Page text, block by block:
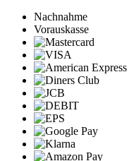
Nachnahme
Vorauskasse